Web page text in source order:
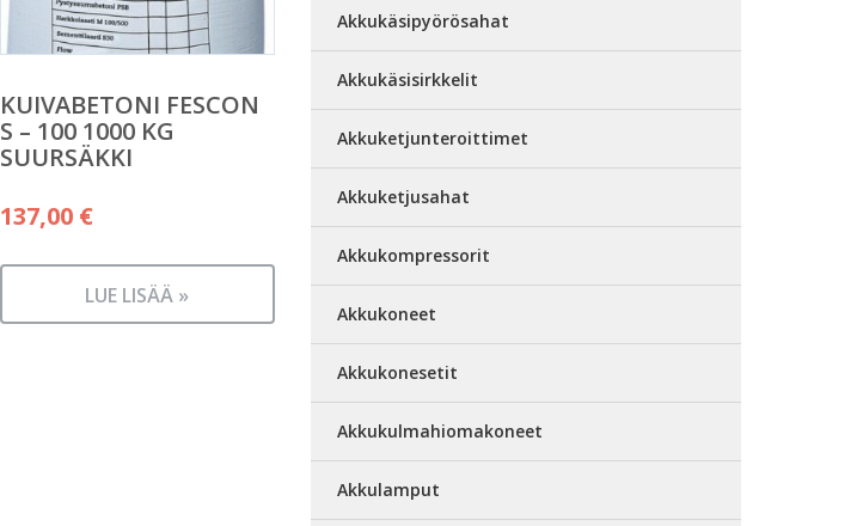
KUIVABETONI FESCON
S – 100 1000 KG
SUURSÄKKI
137,00 €
LUE LISÄÄ »
Akkukäsipyörösahat
Akkukäsisirkkelit
Akkuketjunteroittimet
Akkuketjusahat
Akkukompressorit
Akkukoneet
Akkukonesetit
Akkukulmahiomakoneet
Akkulamput